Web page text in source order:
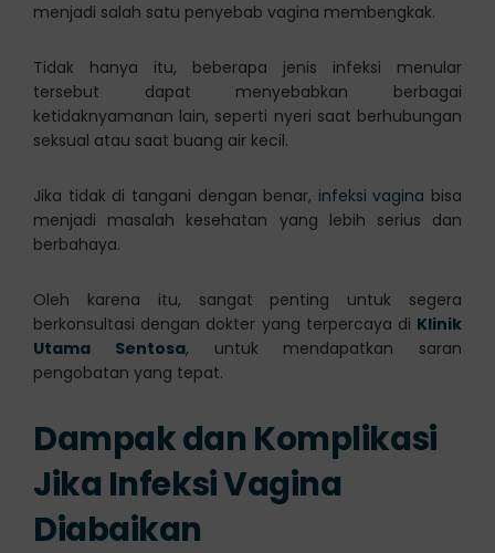
menjadi salah satu penyebab vagina membengkak.
Tidak hanya itu, beberapa jenis infeksi menular
tersebut dapat menyebabkan berbagai
ketidaknyamanan lain, seperti nyeri saat berhubungan
seksual atau saat buang air kecil.
Jika tidak di tangani dengan benar, infeksi vagina bisa
menjadi masalah kesehatan yang lebih serius dan
berbahaya.
Oleh karena itu, sangat penting untuk segera
berkonsultasi dengan dokter yang terpercaya di Klinik
Utama Sentosa, untuk mendapatkan saran
pengobatan yang tepat.
Dampak dan Komplikasi
Jika Infeksi Vagina
Diabaikan